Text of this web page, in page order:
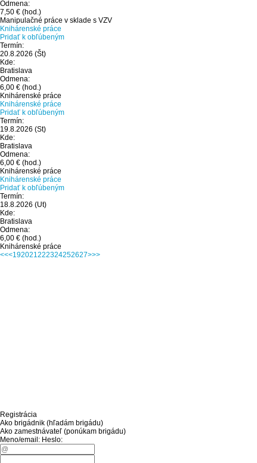
Odmena:
7,50 € (hod.)
Manipulačné práce v sklade s VZV
Knihárenské práce
Pridať k obľúbeným
Termín:
20.8.2026 (Št)
Kde:
Bratislava
Odmena:
6,00 € (hod.)
Knihárenské práce
Knihárenské práce
Pridať k obľúbeným
Termín:
19.8.2026 (St)
Kde:
Bratislava
Odmena:
6,00 € (hod.)
Knihárenské práce
Knihárenské práce
Pridať k obľúbeným
Termín:
18.8.2026 (Ut)
Kde:
Bratislava
Odmena:
6,00 € (hod.)
Knihárenské práce
<<<192021222324252627>>>
Registrácia
Ako brigádnik (hľadám brigádu)
Ako zamestnávateľ (ponúkam brigádu)
Meno/email: Heslo: